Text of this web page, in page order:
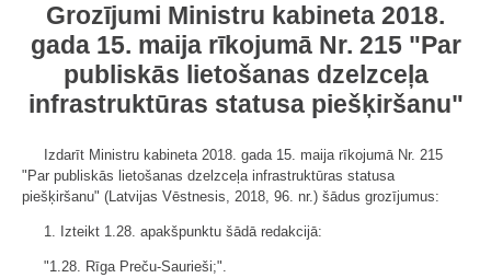
Grozījumi Ministru kabineta 2018.
gada 15. maija rīkojumā Nr. 215 "Par
publiskās lietošanas dzelzceļa
infrastruktūras statusa piešķiršanu"
Izdarīt Ministru kabineta 2018. gada 15. maija rīkojumā Nr. 215
"Par publiskās lietošanas dzelzceļa infrastruktūras statusa
piešķiršanu" (Latvijas Vēstnesis, 2018, 96. nr.) šādus grozījumus:
1. Izteikt 1.28. apakšpunktu šādā redakcijā:
"1.28. Rīga Preču-Saurieši;".